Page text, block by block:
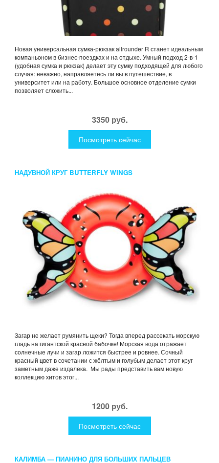
Новая универсальная сумка-рюкзак allrounder R станет идеальным
компаньоном в бизнес-поездках и на отдыхе. Умный подход 2-в-1
(удобная сумка и рюкзак) делает эту сумку подходящей для любого
случая: неважно, направляетесь ли вы в путешествие, в
университет или на работу. Большое основное отделение сумки
позволяет сложить...
3350 руб.
Посмотреть сейчас
НАДУВНОЙ КРУГ BUTTERFLY WINGS
Загар не желает румянить щеки? Тогда вперед рассекать морскую
гладь на гигантской красной бабочке! Морская вода отражает
солнечные лучи и загар ложится быстрее и ровнее. Сочный
красный цвет в сочетании с жёлтым и голубым делает этот круг
заметным даже издалека. Мы рады представить вам новую
коллекцию хитов этог...
1200 руб.
Посмотреть сейчас
КАЛИМБА — ПИАНИНО ДЛЯ БОЛЬШИХ ПАЛЬЦЕВ